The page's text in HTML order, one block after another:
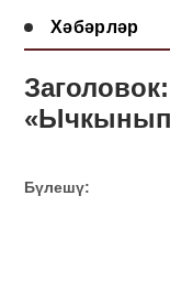
Хәбәрләр
«Ычкынып
Бүлешү: